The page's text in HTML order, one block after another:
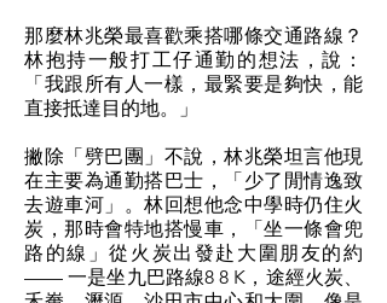
那麼林兆榮最喜歡乘搭哪條交通路線？
林抱持一般打工仔通勤的想法，說：
「我跟所有人一樣，最緊要是夠快，能
直接抵達目的地。」
撇除「劈巴團」不說，林兆榮坦言他現
在主要為通勤搭巴士，「少了閒情逸致
去遊車河」。林回想他念中學時仍住火
炭，那時會特地搭慢車，「坐一條會兜
路的線」從火炭出發赴大圍朋友的約
—— 一是坐九巴路線8 8 K，途經火炭、